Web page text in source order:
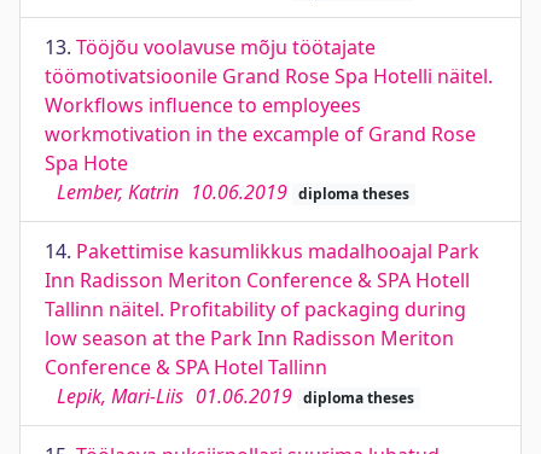
13. Tööjõu voolavuse mõju töötajate
töömotivatsioonile Grand Rose Spa Hotelli näitel.
Workflows influence to employees
workmotivation in the excample of Grand Rose
Spa Hote
Lember, Katrin 10.06.2019 diploma theses
14. Pakettimise kasumlikkus madalhooajal Park
Inn Radisson Meriton Conference & SPA Hotell
Tallinn näitel. Profitability of packaging during
low season at the Park Inn Radisson Meriton
Conference & SPA Hotel Tallinn
Lepik, Mari-Liis 01.06.2019 diploma theses